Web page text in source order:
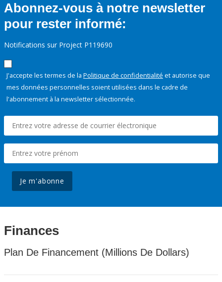
Abonnez-vous à notre newsletter
pour rester informé:
Notifications sur Project P119690
J'accepte les termes de la Politique de confidentialité et autorise que
mes données personnelles soient utilisées dans le cadre de
l'abonnement à la newsletter sélectionnée.
Je m'abonne
Finances
Plan De Financement (Millions De Dollars)